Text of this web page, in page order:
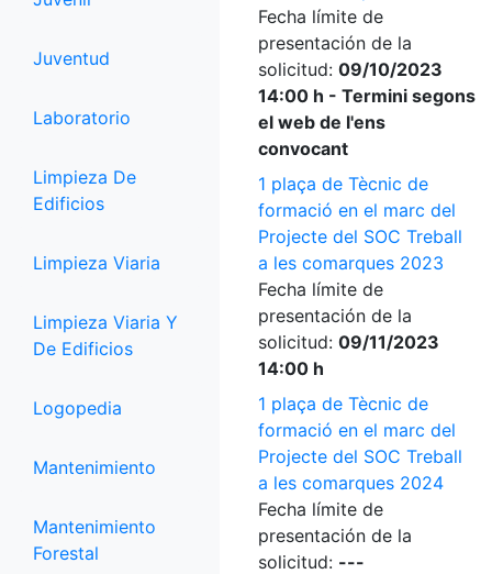
Juventud
Laboratorio
Limpieza De
Edificios
Limpieza Viaria
Limpieza Viaria Y
De Edificios
Logopedia
Mantenimiento
Mantenimiento
Forestal
Fecha límite de
presentación de la
solicitud: 09/10/2023
14:00 h - Termini segons
el web de l'ens
convocant
1 plaça de Tècnic de
formació en el marc del
Projecte del SOC Treball
a les comarques 2023
Fecha límite de
presentación de la
solicitud: 09/11/2023
14:00 h
1 plaça de Tècnic de
formació en el marc del
Projecte del SOC Treball
a les comarques 2024
Fecha límite de
presentación de la
solicitud: ---